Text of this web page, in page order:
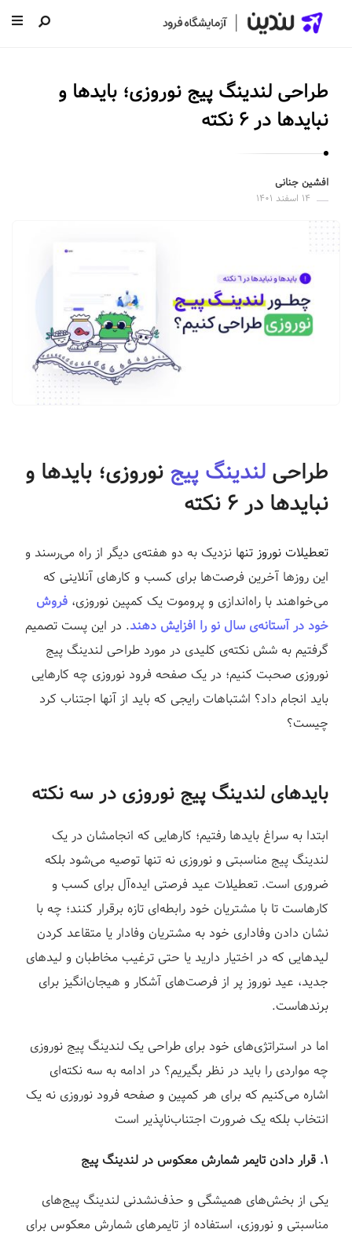
خ
ت
طراحی لندینگ پیج نوروزی؛ بایدها و
نبایدها در ۶ نکته
افشین جنانی
۱۴ اسفند ۱۴۰۱
طراحیلندینگ پیجنوروزی؛ بایدها و
نبایدها در ۶ نکته
تعطیلات نوروزتنها نزدیک به دو هفته‌ی دیگر از راه می‌رسند و
این روزها آخرین فرصت‌ها برای کسب و کارهای آنلاینی که
می‌خواهند با راه‌اندازی و پروموت یک کمپین نوروزی، فروش
خود در آستانه‌ی سال نو را افزایش دهند. در این پست تصمیم
گرفتیم به شش نکته‌ی کلیدی در مورد طراحی لندینگ پیج
نوروزی صحبت کنیم؛ در یک صفحه فرود نوروزی چه کارهایی
باید انجام داد؟ اشتباهات رایجی که باید از آنها اجتناب کرد
چیست؟
بایدهای لندینگ پیج نوروزی در سه نکته
ابتدا به سراغ بایدها رفتیم؛ کارهایی که انجامشان در یک
لندینگ پیج مناسبتی و نوروزی نه تنها توصیه می‌شود بلکه
ضروری است. تعطیلات عید فرصتی ایده‌آل برای کسب و
کارهاست تا با مشتریان خود رابطه‌ای تازه برقرار کنند؛ چه با
نشان دادن وفاداری خود به مشتریان وفادار یا متقاعد کردن
لیدهایی که در اختیار دارید یا حتی ترغیب مخاطبان و لیدهای
جدید، عید نوروز پر از فرصت‌های آشکار و هیجان‌انگیز برای
برندهاست.
اما در استراتژی‌های خود برای طراحی یک لندینگ پیج نوروزی
چه مواردی را باید در نظر بگیریم؟ در ادامه به سه نکته‌ای
اشاره می‌کنیم که برای هر کمپین و صفحه فرود نوروزی نه یک
انتخاب بلکه یک ضرورت اجتناب‌ناپذیر است
۱. قرار دادن تایمر شمارش معکوس در لندینگ پیج
یکی از بخش‌های همیشگی و حذف‌نشدنی لندینگ پیج‌های
مناسبتی و نوروزی، استفاده از تایمرهای شمارش معکوس برای